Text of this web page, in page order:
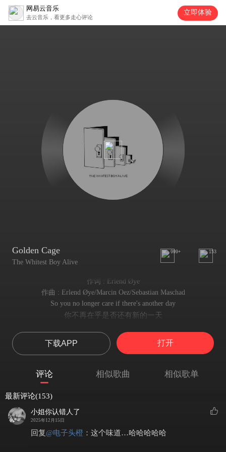
网易云音乐
去云音乐，看更多走心评论
立即体验
Golden Cage
The Whitest Boy Alive
999+ 153
作词 : Erlend Øye
作曲 : Erlend Øye/Marcin Oez/Sebastian Maschad
So you no longer care if there's another day
你不再在乎是否还有新的一天
我想我去过那里，我想我现在在那里
You knew what you wanted and you fought so hard
你知道你想要什么，你为之辛苦付出
却发现自己坐在金色的笼子里
So of course I miss you and miss you bad
But I also felt this way when I was still with you
下载APP 打开
评论 相似歌曲 相似歌单
最新评论(153)
小姐你认错人了
2025年12月15日
回复@电子头橙 ： 这个味道…哈哈哈哈哈